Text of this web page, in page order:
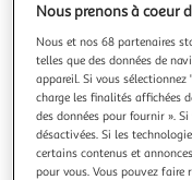
Nous prenons à coeur
Nous et nos 68 partenaires
telles que des données de
appareil. Si vous
charge les finalités affichées
des données pour fournir ».
désactivées. Si les
certains contenus et
pour vous. Vous pouvez